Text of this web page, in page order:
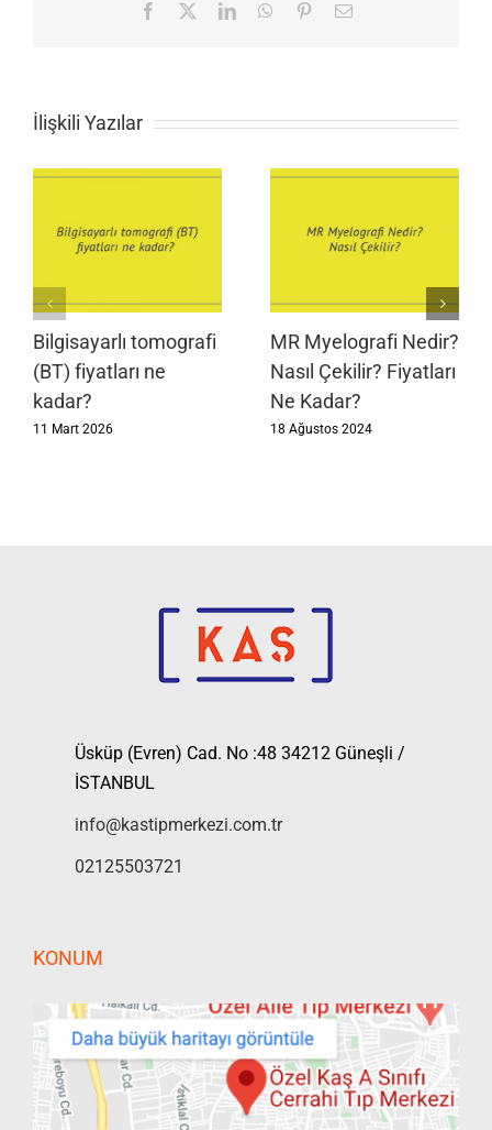
Facebook LinkedInWhatsApp
Pinterest
E-
İlişkili Yazılar
Bilgisayarlı tomografi
(BT) fiyatları ne
kadar?
11 Mart 2026
MR Myelografi Nedir?
Nasıl Çekilir? Fiyatları
Ne Kadar?
18 Ağustos 2024
Üsküp (Evren) Cad. No :48 34212 Güneşli /
İSTANBUL
info@kastipmerkezi.com.tr
02125503721
KONUM